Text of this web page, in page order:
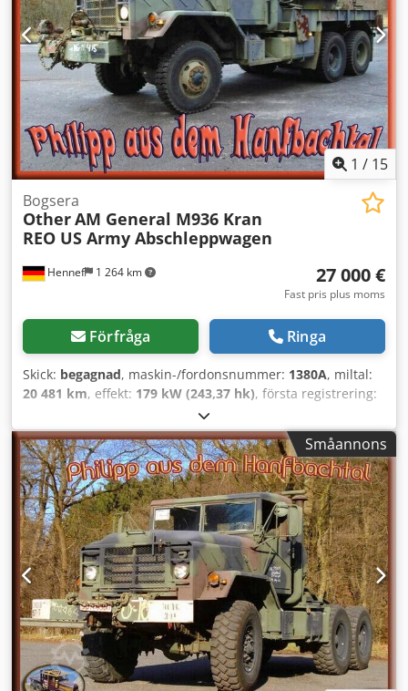
1 / 15
Hennef 1 264 km
Bogsera
OtherAM General M936 Kran
REO US Army Abschleppwagen
27 000 €
Fast pris plus moms
Förfråga Ringa
Skick: begagnad, maskin-/fordonsnummer: 1380A, miltal:
20 481 km, effekt: 179 kW (243,37 hk), första registrering:
, totalvikt:
axelkonfiguration:3 axlar, färg:grön, växeltyp:
automatisk, Utrustning:ABS, fyrhjulsdrift, kompressor,
kran, släpvagnskoppling, TÜV utförs NYTT!!! Särskild
fordonstypregistrering. AM General i gott skick, direkt från
armén. Väl underhållen och omhändertagen; karossen är i
gott skick (fordonet kommer från reservlager), därför är
lacken dålig och delvis flagad. M936W/W är utrustad med:
fyrhjulsdrift, 5-växlad automatlåda, fördelningsväxellåda
för landsväg och terräng, servostyrning (mycket
lättmanövrerad), tryckluftsbromsar med ABS, tre sittplatser
fram. Flaket har en 5-tons teleskopkran med utskjut.
Utrustning: bärgningsvinsch fram, tung bärgningsvinsch
bak med dragkraft på 12 474 kg, stödben (dessa kan
monteras fram, bak och på sidorna), sidostöden är
Småannons